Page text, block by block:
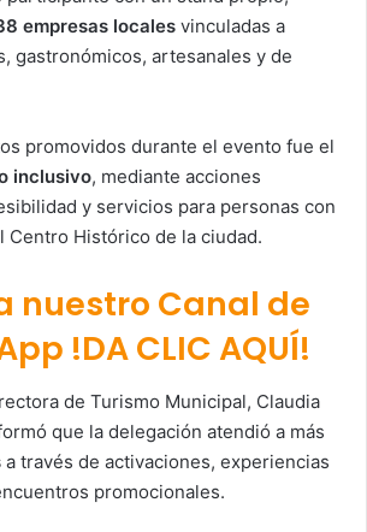
empresas locales vinculadas a
gastronómicos, artesanales y de
promovidos durante el evento fue el
inclusivo, mediante acciones
y servicios para personas con
Centro Histórico de la ciudad.
nuestro Canal de
!DA CLIC AQUÍ!
de Turismo Municipal, Claudia
que la delegación atendió a más
a través de activaciones, experiencias
promocionales.